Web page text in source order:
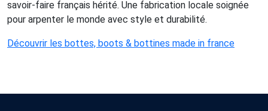
savoir-faire français hérité. Une fabrication locale soignée
pour arpenter le monde avec style et durabilité.
Découvrir les bottes, boots & bottines made in france